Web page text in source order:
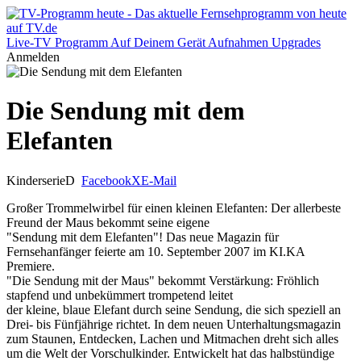
Live-TV Programm Auf Deinem Gerät Aufnahmen Upgrades
Anmelden
Die Sendung mit dem
Elefanten
KinderserieD FacebookXE-Mail
Großer Trommelwirbel für einen kleinen Elefanten: Der allerbeste
Freund der Maus bekommt seine eigene
"Sendung mit dem Elefanten"! Das neue Magazin für
Fernsehanfänger feierte am 10. September 2007 im KI.KA
Premiere.
"Die Sendung mit der Maus" bekommt Verstärkung: Fröhlich
stapfend und unbekümmert trompetend leitet
der kleine, blaue Elefant durch seine Sendung, die sich speziell an
Drei- bis Fünfjährige richtet. In dem neuen Unterhaltungsmagazin
zum Staunen, Entdecken, Lachen und Mitmachen dreht sich alles
um die Welt der Vorschulkinder. Entwickelt hat das halbstündige